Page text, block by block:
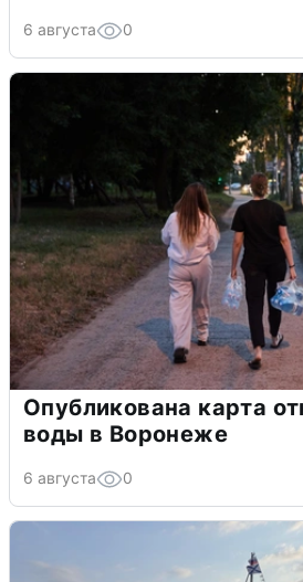
6 августа 0
Опубликована карта
воды в Воронеже
6 августа 0